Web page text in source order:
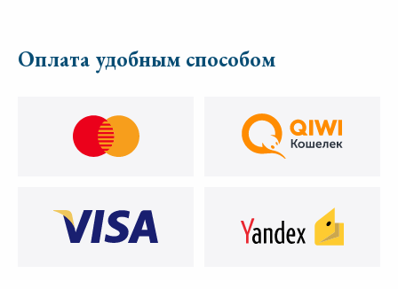
Оплата удобным способом